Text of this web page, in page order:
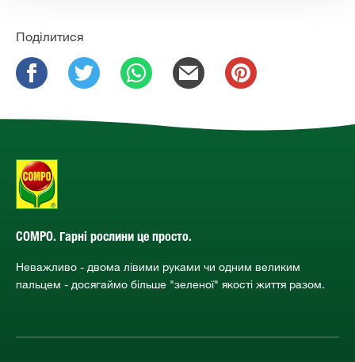
Поділитися
COMPO. Гарні рослини це просто.
Неважливо - двома лівими руками чи одним великим
пальцем - досягаймо більше "зеленої" якості життя разом.